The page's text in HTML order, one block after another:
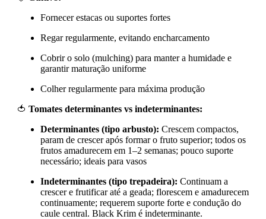
Fornecer estacas ou suportes fortes
Regar regularmente, evitando encharcamento
Cobrir o solo (mulching) para manter a humidade e
garantir maturação uniforme
Colher regularmente para máxima produção
🍅 Tomates determinantes vs indeterminantes:
Determinantes (tipo arbusto): Crescem compactos,
param de crescer após formar o fruto superior; todos os
frutos amadurecem em 1–2 semanas; pouco suporte
necessário; ideais para vasos
Indeterminantes (tipo trepadeira): Continuam a
crescer e frutificar até a geada; florescem e amadurecem
continuamente; requerem suporte forte e condução do
caule central. Black Krim é indeterminante.